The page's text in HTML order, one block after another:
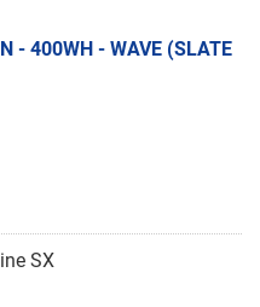
- 400WH - WAVE (SLATE
SX